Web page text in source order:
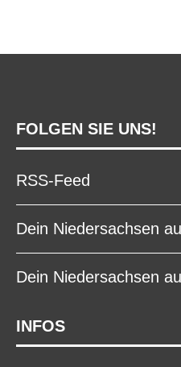
FOLGEN SIE UNS!
RSS-Feed
Dein Niedersachsen
Dein Niedersachsen
INFOS